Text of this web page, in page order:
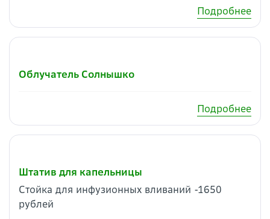
Подробнее
Облучатель Солнышко
Подробнее
Штатив для капельницы
Стойка для инфузионных вливаний -1650
рублей